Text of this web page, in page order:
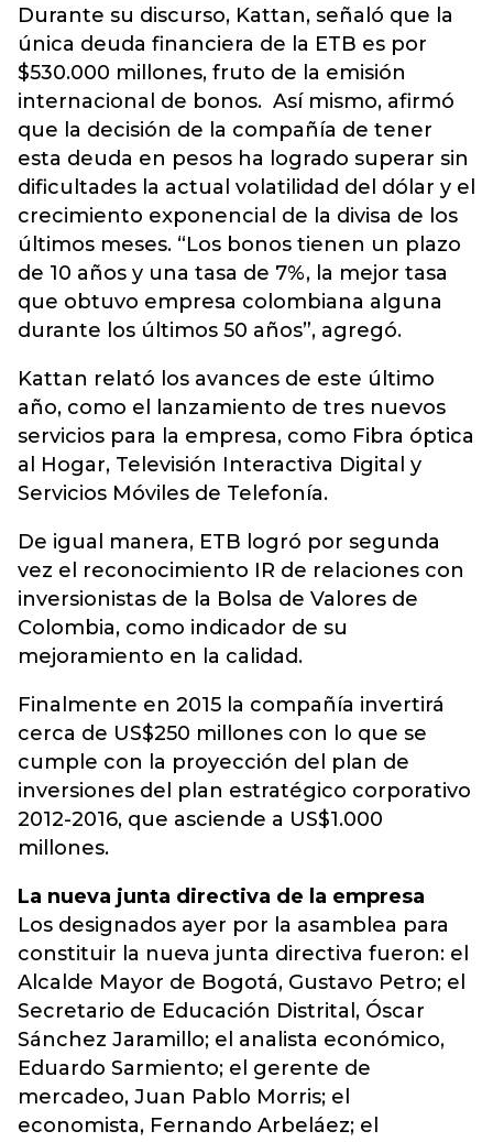
Durante su discurso, Kattan, señaló que la
única deuda financiera de la ETB es por
$530.000 millones, fruto de la emisión
internacional de bonos. Así mismo, afirmó
que la decisión de la compañía de tener
esta deuda en pesos ha logrado superar sin
dificultades la actual volatilidad del dólar y el
crecimiento exponencial de la divisa de los
últimos meses. “Los bonos tienen un plazo
de 10 años y una tasa de 7%, la mejor tasa
que obtuvo empresa colombiana alguna
durante los últimos 50 años”, agregó.
Kattan relató los avances de este último
año, como el lanzamiento de tres nuevos
servicios para la empresa, como Fibra óptica
al Hogar, Televisión Interactiva Digital y
Servicios Móviles de Telefonía.
De igual manera, ETB logró por segunda
vez el reconocimiento IR de relaciones con
inversionistas de la Bolsa de Valores de
Colombia, como indicador de su
mejoramiento en la calidad.
Finalmente en 2015 la compañía invertirá
cerca de US$250 millones con lo que se
cumple con la proyección del plan de
inversiones del plan estratégico corporativo
2012-2016, que asciende a US$1.000
millones.
La nueva junta directiva de la empresa
Los designados ayer por la asamblea para
constituir la nueva junta directiva fueron: el
Alcalde Mayor de Bogotá, Gustavo Petro; el
Secretario de Educación Distrital, Óscar
Sánchez Jaramillo; el analista económico,
Eduardo Sarmiento; el gerente de
mercadeo, Juan Pablo Morris; el
economista, Fernando Arbeláez; el